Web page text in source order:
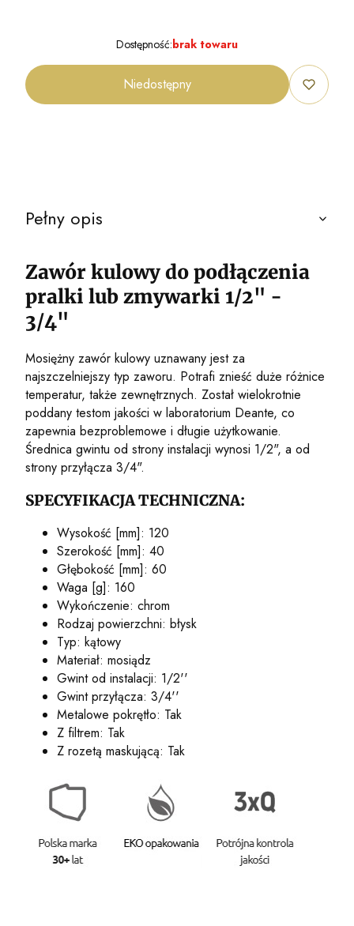
Dostępność:brak towaru
Niedostępny
Pełny opis
Zawór kulowy do podłączenia
pralki lub zmywarki 1/2" -
3/4"
Mosiężny zawór kulowy uznawany jest za
najszczelniejszy typ zaworu. Potrafi znieść duże różnice
temperatur, także zewnętrznych. Został wielokrotnie
poddany testom jakości w laboratorium Deante, co
zapewnia bezproblemowe i długie użytkowanie.
Średnica gwintu od strony instalacji wynosi 1/2", a od
strony przyłącza 3/4".
SPECYFIKACJA TECHNICZNA:
Wysokość [mm]: 120
Szerokość [mm]: 40
Głębokość [mm]: 60
Waga [g]: 160
Wykończenie: chrom
Rodzaj powierzchni: błysk
Typ: kątowy
Materiał: mosiądz
Gwint od instalacji: 1/2''
Gwint przyłącza: 3/4''
Metalowe pokrętło: Tak
Z filtrem: Tak
Z rozetą maskującą: Tak